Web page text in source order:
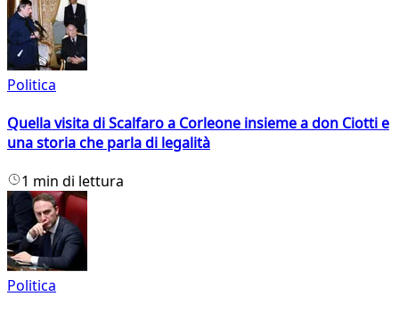
Politica
Quella visita di Scalfaro a Corleone insieme a don Ciotti e
una storia che parla di legalità
1 min di lettura
Politica